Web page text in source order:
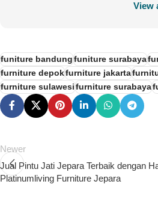
View
funiture bandung funiture surabaya
furniture depokfurniture jakarta
furniture sulawesi furniture surabaya
Newer
Jual Pintu Jati Jepara Terbaik dengan
Platinumliving Furniture Jepara